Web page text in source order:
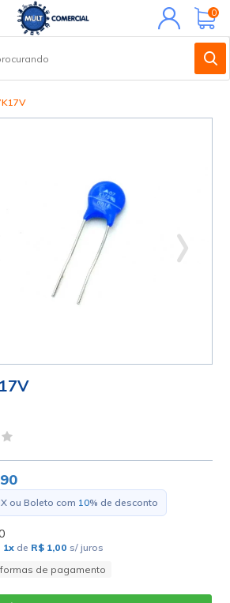
Minha
conta
0
ou Boleto com 10% de desconto
1x de R$ 1,00 s/ juros
de pagamento